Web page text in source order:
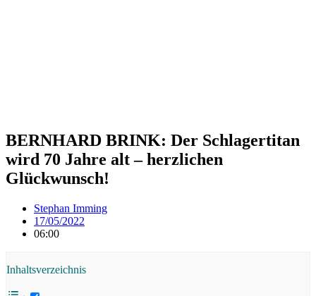
BERNHARD BRINK: Der Schlagertitan
wird 70 Jahre alt – herzlichen
Glückwunsch!
Stephan Imming
17/05/2022
06:00
Inhaltsverzeichnis